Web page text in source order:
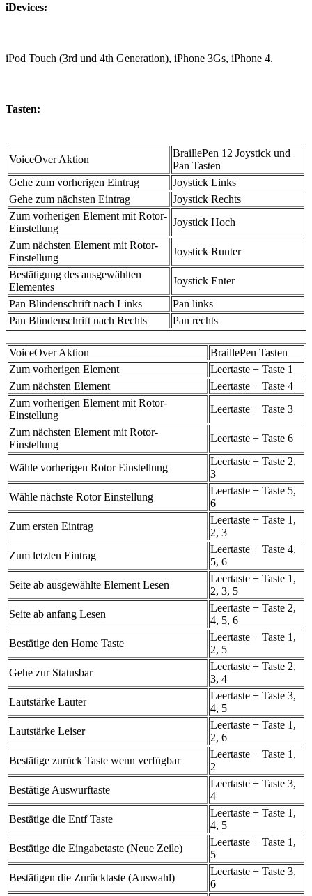
iDevices:
iPod Touch (3rd und 4th Generation), iPhone 3Gs, iPhone 4.
Tasten:
VoiceOver Aktion
BraillePen 12 Joystick und
Pan Tasten
Gehe zum vorherigen Eintrag
Joystick Links
Gehe zum nächsten Eintrag
Joystick Rechts
Zum vorherigen Element mit Rotor-
Einstellung
Joystick Hoch
Zum nächsten Element mit Rotor-
Einstellung
Joystick Runter
Bestätigung des ausgewählten
Elementes
Joystick Enter
Pan Blindenschrift nach Links
Pan links
Pan Blindenschrift nach Rechts
Pan rechts
VoiceOver Aktion
BraillePen Tasten
Zum vorherigen Element
Leertaste + Taste 1
Zum nächsten Element
Leertaste + Taste 4
Zum vorherigen Element mit Rotor-
Einstellung
Leertaste + Taste 3
Zum nächsten Element mit Rotor-
Einstellung
Leertaste + Taste 6
Wähle vorherigen Rotor Einstellung
Leertaste + Taste 2,
3
Wähle nächste Rotor Einstellung
Leertaste + Taste 5,
6
Zum ersten Eintrag
Leertaste + Taste 1,
2, 3
Zum letzten Eintrag
Leertaste + Taste 4,
5, 6
Seite ab ausgewählte Element Lesen
Leertaste + Taste 1,
2, 3, 5
Seite ab anfang Lesen
Leertaste + Taste 2,
4, 5, 6
Bestätige den Home Taste
Leertaste + Taste 1,
2, 5
Gehe zur Statusbar
Leertaste + Taste 2,
3, 4
Lautstärke Lauter
Leertaste + Taste 3,
4, 5
Lautstärke Leiser
Leertaste + Taste 1,
2, 6
Bestätige zurück Taste wenn verfügbar
Leertaste + Taste 1,
2
Bestätige Auswurftaste
Leertaste + Taste 3,
4
Bestätige die Entf Taste
Leertaste + Taste 1,
4, 5
Bestätige die Eingabetaste (Neue Zeile)
Leertaste + Taste 1,
5
Bestätigen die Zurücktaste (Auswahl)
Leertaste + Taste 3,
6